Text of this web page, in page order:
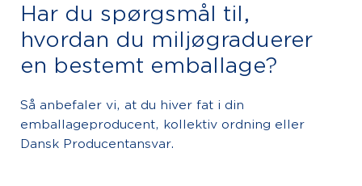
Har du spørgsmål til,
hvordan du miljøgraduerer
en bestemt emballage?
Så anbefaler vi, at du hiver fat i din
emballageproducent, kollektiv ordning eller
Dansk Producentansvar.